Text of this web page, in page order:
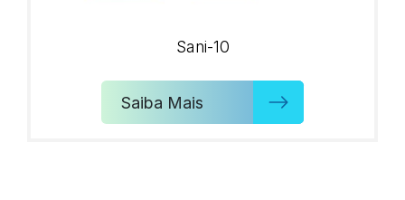
Sani-10
Saiba Mais